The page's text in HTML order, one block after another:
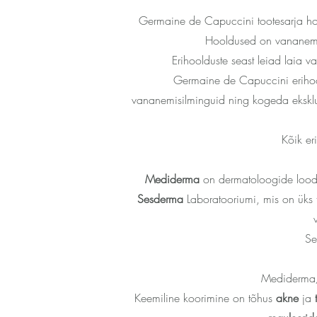
Germaine de Capuccini tootesarja
Hooldused on
Erihoolduste seast leiad laia
Germaine de Capuccini
vananemisilminguid ning kogeda
Kõik
Mediderma on dermatoloogide
Sesderma Laboratooriumi, mis on
Keemiline koorimine on tõhus akneja